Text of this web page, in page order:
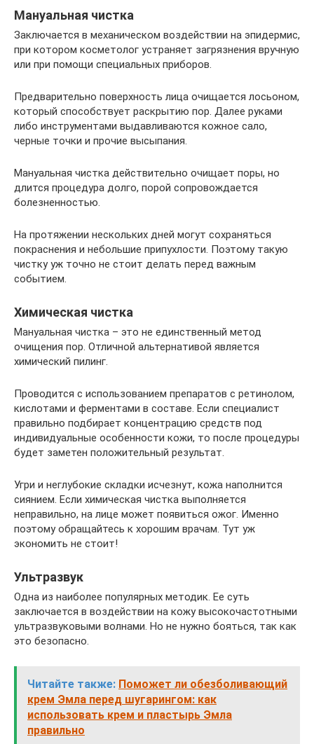
Мануальная чистка
Заключается в механическом воздействии на эпидермис,
при котором косметолог устраняет загрязнения вручную
или при помощи специальных приборов.
Предварительно поверхность лица очищается лосьоном,
который способствует раскрытию пор. Далее руками
либо инструментами выдавливаются кожное сало,
черные точки и прочие высыпания.
Мануальная чистка действительно очищает поры, но
длится процедура долго, порой сопровождается
болезненностью.
На протяжении нескольких дней могут сохраняться
покраснения и небольшие припухлости. Поэтому такую
чистку уж точно не стоит делать перед важным
событием.
Химическая чистка
Мануальная чистка – это не единственный метод
очищения пор. Отличной альтернативой является
химический пилинг.
Проводится с использованием препаратов с ретинолом,
кислотами и ферментами в составе. Если специалист
правильно подбирает концентрацию средств под
индивидуальные особенности кожи, то после процедуры
будет заметен положительный результат.
Угри и неглубокие складки исчезнут, кожа наполнится
сиянием. Если химическая чистка выполняется
неправильно, на лице может появиться ожог. Именно
поэтому обращайтесь к хорошим врачам. Тут уж
экономить не стоит!
Ультразвук
Одна из наиболее популярных методик. Ее суть
заключается в воздействии на кожу высокочастотными
ультразвуковыми волнами. Но не нужно бояться, так как
это безопасно.
Читайте также: Поможет ли обезболивающий
крем Эмла перед шугарингом: как
использовать крем и пластырь Эмла
правильно